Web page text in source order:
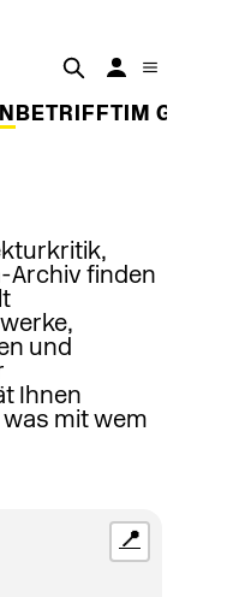
BETRIFFT IM
Archiv finden
und
Ihnen
mit wem
📍